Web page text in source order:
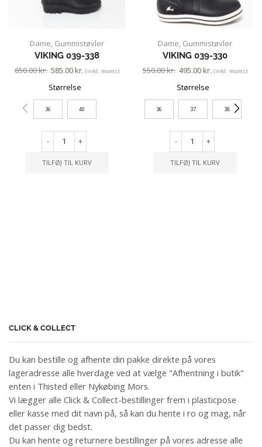
Dame Gummistøvler
VIKING 039-338
650.00kr. 585.00kr. (inkl. moms)
Størrelse
36 40
- +
TILFØJ TIL KURV
Dame Gummistøvler
VIKING 039-330
550.00kr. 495.00kr. (inkl. moms)
Størrelse
36 37 38
- +
TILFØJ TIL KURV
CLICK & COLLECT
Du kan bestille og afhente din pakke direkte på vores
lageradresse alle hverdage ved at vælge "Afhentning i butik"
enten i Thisted eller Nykøbing Mors.
Vi lægger alle Click & Collect-bestillinger frem i plasticpose
eller kasse med dit navn på, så kan du hente i ro og mag, når
det passer dig bedst.
Du kan hente og returnere bestillinger på vores adresse alle